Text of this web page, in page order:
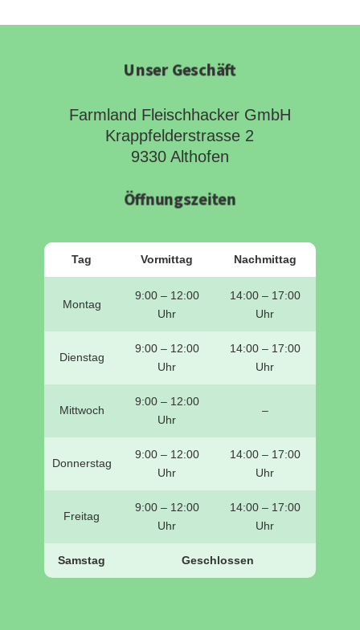
Unser Geschäft
Farmland Fleischhacker GmbH
Krappfelderstrasse 2
9330 Althofen
Öffnungszeiten
Tag Vormittag Nachmittag
Montag
9:00 – 12:00
Uhr
14:00 – 17:00
Uhr
Dienstag
9:00 – 12:00
Uhr
14:00 – 17:00
Uhr
Mittwoch
9:00 – 12:00
Uhr
–
Donnerstag
9:00 – 12:00
Uhr
14:00 – 17:00
Uhr
Freitag
9:00 – 12:00
Uhr
14:00 – 17:00
Uhr
Samstag Geschlossen